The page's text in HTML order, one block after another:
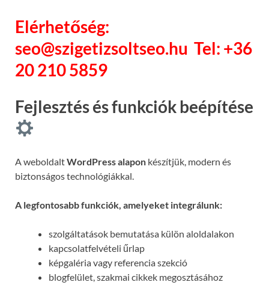
Elérhetőség:
seo@szigetizsoltseo.hu Tel: +36
20 210 5859
Fejlesztés és funkciók beépítése
A weboldaltWordPress alapon készítjük, modern és
biztonságos technológiákkal.
A legfontosabb funkciók, amelyeket integrálunk:
szolgáltatások bemutatása külön aloldalakon
kapcsolatfelvételi űrlap
képgaléria vagy referencia szekció
blogfelület, szakmai cikkek megosztásához